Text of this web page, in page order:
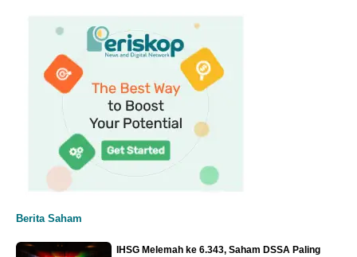
Berita Saham
IHSG Melemah ke 6.343, Saham DSSA Paling